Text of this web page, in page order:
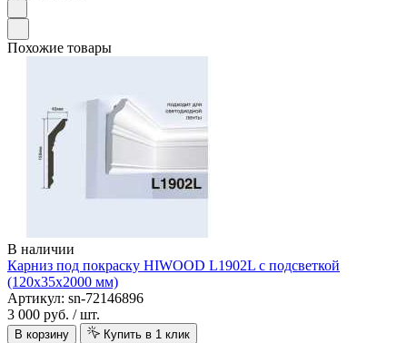
Похожие товары
В наличии
Карниз под покраску HIWOOD L1902L с подсветкой
(120х35х2000 мм)
Артикул: sn-72146896
3 000 руб. / шт.
В корзину Купить в 1 клик